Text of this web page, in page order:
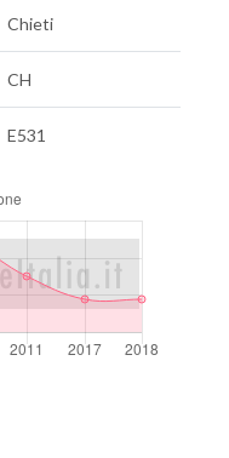
Chieti
CH
E531